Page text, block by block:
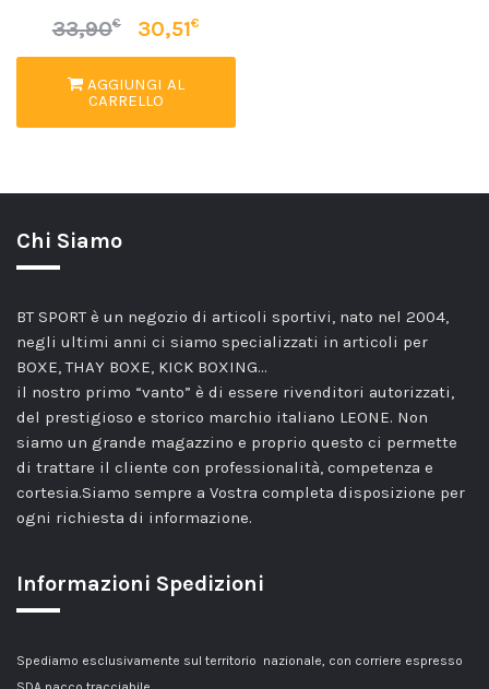
33,90€ 30,51€
AGGIUNGI AL
CARRELLO
Chi Siamo
BT SPORT è un negozio di articoli sportivi, nato nel 2004,
negli ultimi anni ci siamo specializzati in articoli per
BOXE, THAY BOXE, KICK BOXING…
il nostro primo “vanto” è di essere rivenditori autorizzati,
del prestigioso e storico marchio italiano LEONE. Non
siamo un grande magazzino e proprio questo ci permette
di trattare il cliente con professionalità, competenza e
cortesia.Siamo sempre a Vostra completa disposizione per
ogni richiesta di informazione.
Informazioni Spedizioni
Spediamo esclusivamente sul territorio nazionale, con corriere espresso